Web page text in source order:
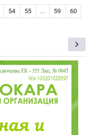
54 55 ... 59 60